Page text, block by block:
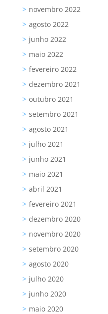
novembro 2022
agosto 2022
junho 2022
maio 2022
fevereiro 2022
dezembro 2021
outubro 2021
setembro 2021
agosto 2021
julho 2021
junho 2021
maio 2021
abril 2021
fevereiro 2021
dezembro 2020
novembro 2020
setembro 2020
agosto 2020
julho 2020
junho 2020
maio 2020